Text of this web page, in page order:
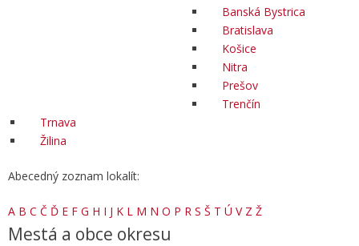
Banská Bystrica
Bratislava
Košice
Nitra
Prešov
Trenčín
Trnava
Žilina
Abecedný zoznam lokalít:
A B C Č Ď E F G H I J K L M N O P R S Š T Ú V Z Ž
Mestá a obce okresu